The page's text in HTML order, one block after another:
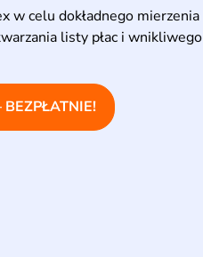
w celu dokładnego mierzenia
listy płac i wnikliwego
BEZPŁATNIE!